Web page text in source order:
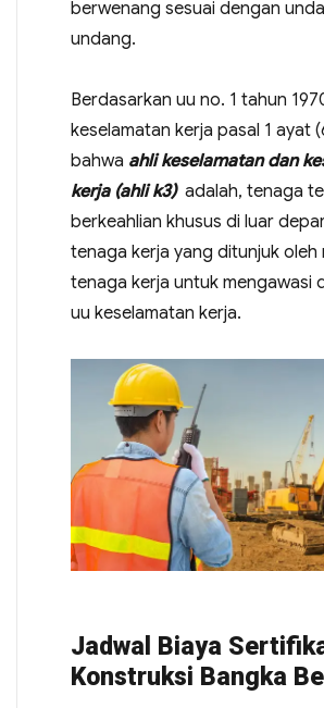
berwenang sesuai dengan
undang.
Berdasarkan uu no. 1 tahun
keselamatan kerja pasal 1 ayat
bahwa ahli keselamatan dan
kerja (ahli k3)adalah, tenaga
berkeahlian khusus di luar
tenaga kerja yang ditunjuk oleh
tenaga kerja untuk mengawasi
uu keselamatan kerja.
Jadwal Biaya
Konstruksi Bangka